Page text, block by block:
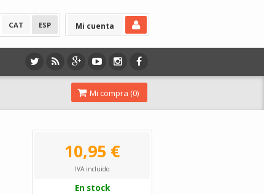
Mi cuenta
CAT ESP
Mi compra (0)
10,95 €
IVA incluido
En stock